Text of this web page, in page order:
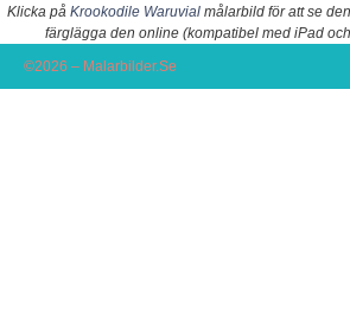
Klicka på Krookodile Waruvialmålarbild för att se
färglägga den online (kompatibel med iPad
©2026 – Malarbilder.Se